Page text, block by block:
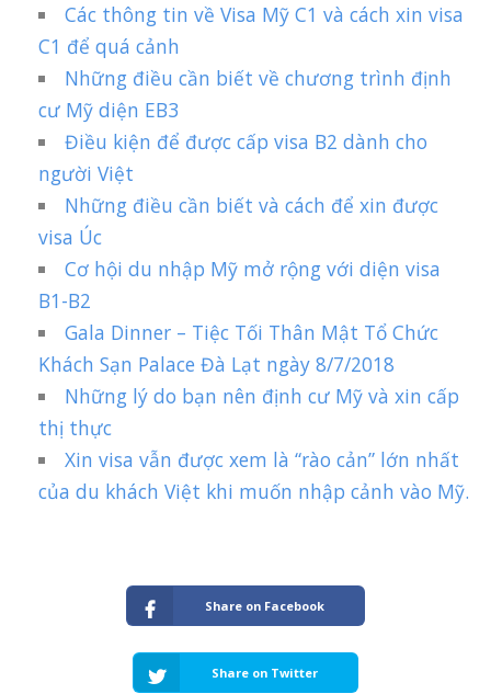
Các thông tin về Visa Mỹ C1 và cách xin visa
C1 để quá cảnh
Những điều cần biết về chương trình định
cư Mỹ diện EB3
Điều kiện để được cấp visa B2 dành cho
người Việt
Những điều cần biết và cách để xin được
visa Úc
Cơ hội du nhập Mỹ mở rộng với diện visa
B1-B2
Gala Dinner – Tiệc Tối Thân Mật Tổ Chức
Khách Sạn Palace Đà Lạt ngày 8/7/2018
Những lý do bạn nên định cư Mỹ và xin cấp
thị thực
Xin visa vẫn được xem là “rào cản” lớn nhất
của du khách Việt khi muốn nhập cảnh vào Mỹ.
Share on Facebook
Share on Twitter